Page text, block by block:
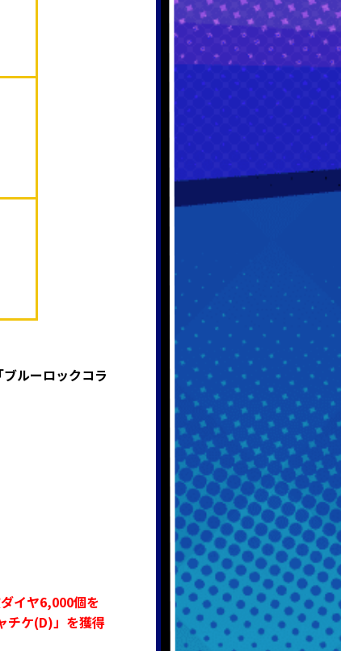
「ブルーロックコラ
イヤ6,000個を
チケ(D)」を獲得